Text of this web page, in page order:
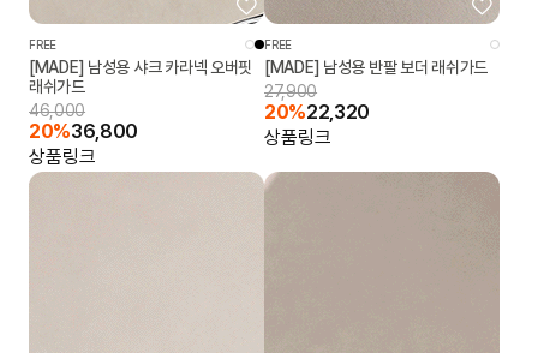
FREE
[MADE] 남성용 샤크 카라넥 오버핏
래쉬가드
46,000
20%36,800
상품링크
FREE
[MADE] 남성용 반팔 보더 래쉬가드
27,900
20%22,320
상품링크